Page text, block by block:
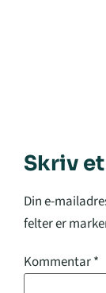
Skriv
Din e-
felter er
Kommentar*